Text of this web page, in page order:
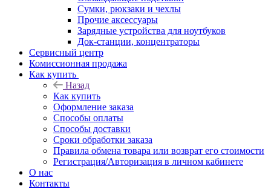
Сумки, рюкзаки и чехлы
Прочие аксессуары
Зарядные устройства для ноутбуков
Док-станции, концентраторы
Сервисный центр
Комиссионная продажа
Как купить
Назад
Как купить
Оформление заказа
Способы оплаты
Способы доставки
Сроки обработки заказа
Правила обмена товара или возврат его стоимости
Регистрация/Авторизация в личном кабинете
О нас
Контакты